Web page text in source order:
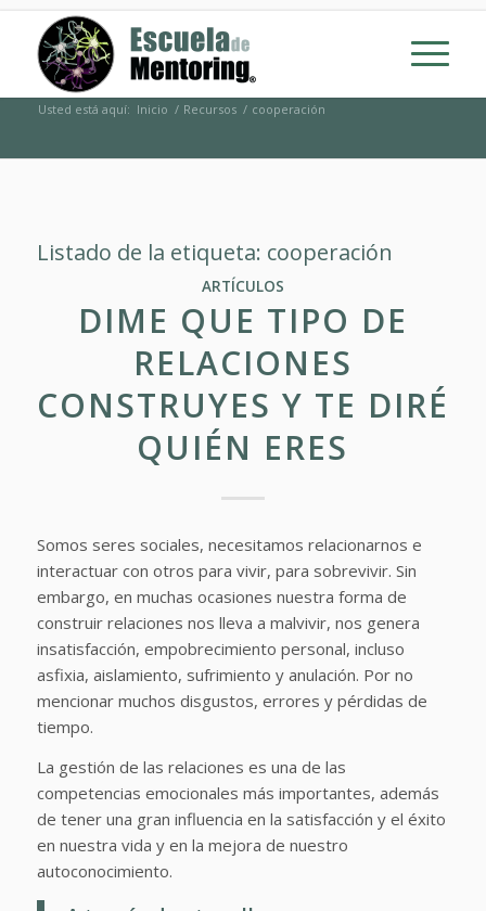
Usted está aquí: Inicio / Recursos / cooperación
Listado de la etiqueta: cooperación
ARTÍCULOS
DIME QUE TIPO DE
RELACIONES
CONSTRUYES Y TE DIRÉ
QUIÉN ERES
Somos seres sociales, necesitamos relacionarnos e
interactuar con otros para vivir, para sobrevivir. Sin
embargo, en muchas ocasiones nuestra forma de
construir relaciones nos lleva a malvivir, nos genera
insatisfacción, empobrecimiento personal, incluso
asfixia, aislamiento, sufrimiento y anulación. Por no
mencionar muchos disgustos, errores y pérdidas de
tiempo.
La gestión de las relaciones es una de las
competencias emocionales más importantes, además
de tener una gran influencia en la satisfacción y el éxito
en nuestra vida y en la mejora de nuestro
autoconocimiento.